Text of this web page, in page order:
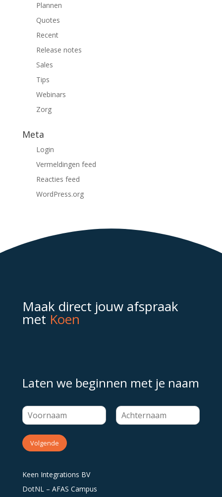
Plannen
Quotes
Recent
Release notes
Sales
Tips
Webinars
Zorg
Meta
Login
Vermeldingen feed
Reacties feed
WordPress.org
Maak direct jouw afspraak
met Koen
Laten we beginnen met je naam
Volgende
Keen Integrations BV
DotNL – AFAS Campus